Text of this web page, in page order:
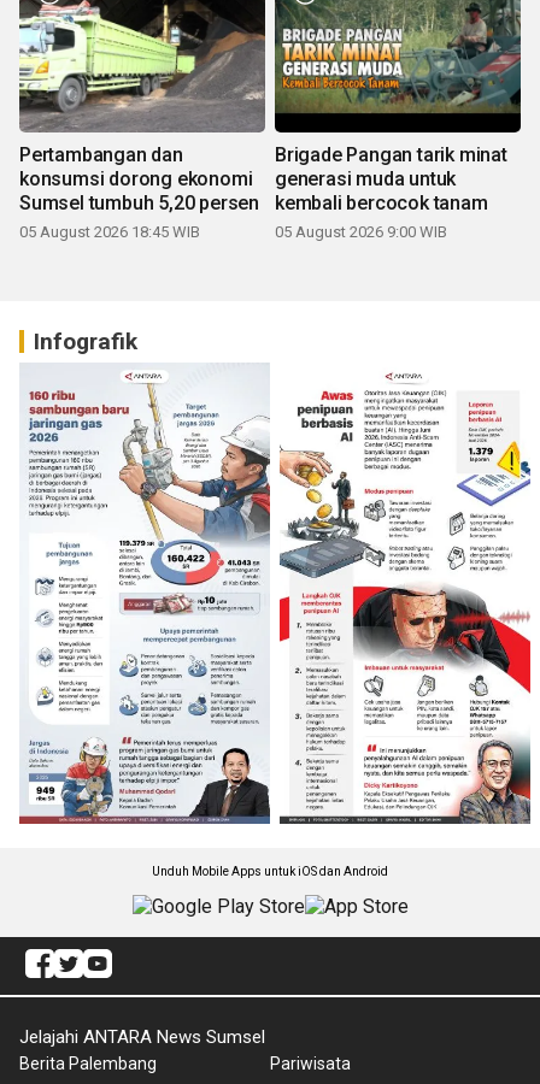
Pertambangan dan
konsumsi dorong ekonomi
Sumsel tumbuh 5,20 persen
05 August 2026 18:45 WIB
Brigade Pangan tarik minat
generasi muda untuk
kembali bercocok tanam
05 August 2026 9:00 WIB
Infografik
Unduh Mobile Apps untuk iOS dan Android
Jelajahi ANTARA News Sumsel
Berita Palembang Pariwisata